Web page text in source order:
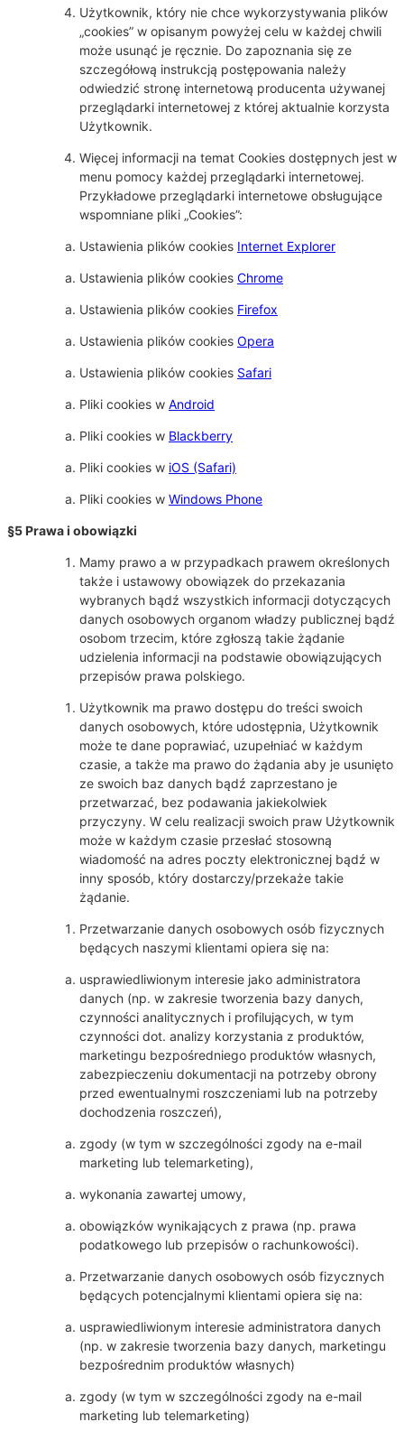
Użytkownik, który nie chce wykorzystywania plików
„cookies” w opisanym powyżej celu w każdej chwili
może usunąć je ręcznie. Do zapoznania się ze
szczegółową instrukcją postępowania należy
odwiedzić stronę internetową producenta używanej
przeglądarki internetowej z której aktualnie korzysta
Użytkownik.
Więcej informacji na temat Cookies dostępnych jest w
menu pomocy każdej przeglądarki internetowej.
Przykładowe przeglądarki internetowe obsługujące
wspomniane pliki „Cookies”:
Ustawienia plików cookies Internet Explorer
Ustawienia plików cookies Chrome
Ustawienia plików cookies Firefox
Ustawienia plików cookies Opera
Ustawienia plików cookies Safari
Pliki cookies w Android
Pliki cookies w Blackberry
Pliki cookies w iOS (Safari)
Pliki cookies w Windows Phone
§5 Prawa i obowiązki
Mamy prawo a w przypadkach prawem określonych
także i ustawowy obowiązek do przekazania
wybranych bądź wszystkich informacji dotyczących
danych osobowych organom władzy publicznej bądź
osobom trzecim, które zgłoszą takie żądanie
udzielenia informacji na podstawie obowiązujących
przepisów prawa polskiego.
Użytkownik ma prawo dostępu do treści swoich
danych osobowych, które udostępnia, Użytkownik
może te dane poprawiać, uzupełniać w każdym
czasie, a także ma prawo do żądania aby je usunięto
ze swoich baz danych bądź zaprzestano je
przetwarzać, bez podawania jakiekolwiek
przyczyny. W celu realizacji swoich praw Użytkownik
może w każdym czasie przesłać stosowną
wiadomość na adres poczty elektronicznej bądź w
inny sposób, który dostarczy/przekaże takie
żądanie.
Przetwarzanie danych osobowych osób fizycznych
będących naszymi klientami opiera się na:
usprawiedliwionym interesie jako administratora
danych (np. w zakresie tworzenia bazy danych,
czynności analitycznych i profilujących, w tym
czynności dot. analizy korzystania z produktów,
marketingu bezpośredniego produktów własnych,
zabezpieczeniu dokumentacji na potrzeby obrony
przed ewentualnymi roszczeniami lub na potrzeby
dochodzenia roszczeń),
zgody (w tym w szczególności zgody na e-mail
marketing lub telemarketing),
wykonania zawartej umowy,
obowiązków wynikających z prawa (np. prawa
podatkowego lub przepisów o rachunkowości).
Przetwarzanie danych osobowych osób fizycznych
będących potencjalnymi klientami opiera się na:
usprawiedliwionym interesie administratora danych
(np. w zakresie tworzenia bazy danych, marketingu
bezpośrednim produktów własnych)
zgody (w tym w szczególności zgody na e-mail
marketing lub telemarketing)